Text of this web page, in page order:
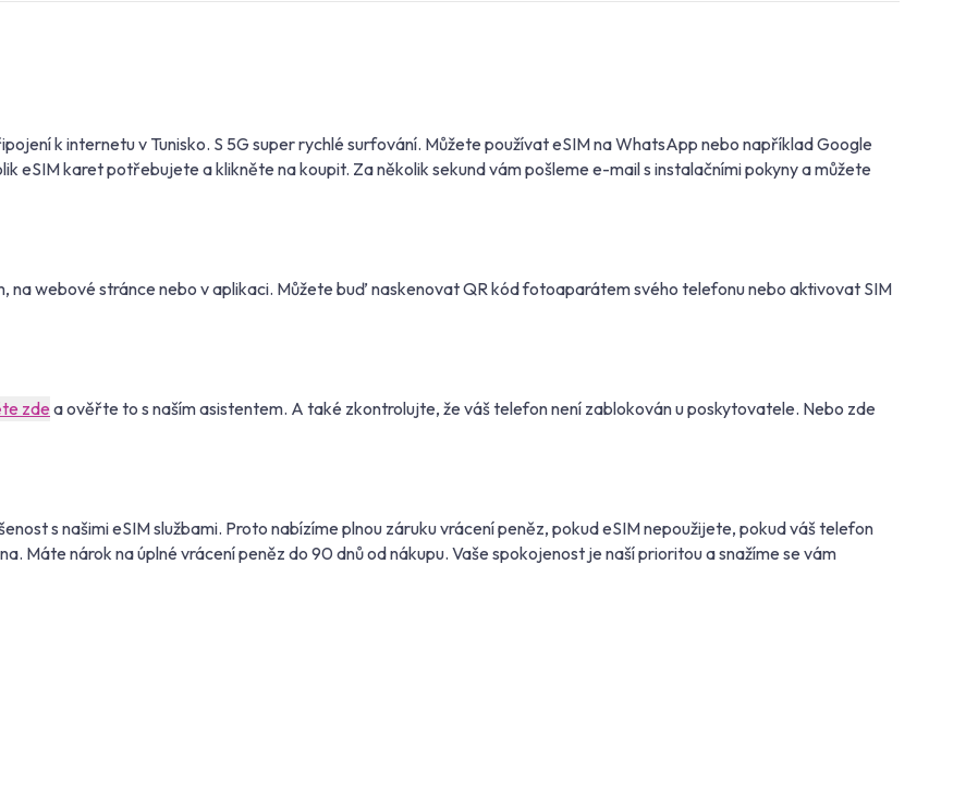
k internetu v Tunisko. S 5G super rychlé surfování. Můžete používat eSIM na WhatsApp nebo například Google
eSIM karet potřebujete a klikněte na koupit. Za několik sekund vám pošleme e-mail s instalačními pokyny a můžete
na webové stránce nebo v aplikaci. Můžete buď naskenovat QR kód fotoaparátem svého telefonu nebo aktivovat SIM
zde a ověřte to s naším asistentem. A také zkontrolujte, že váš telefon není zablokován u poskytovatele. Nebo zde
s našimi eSIM službami. Proto nabízíme plnou záruku vrácení peněz, pokud eSIM nepoužijete, pokud váš telefon
Máte nárok na úplné vrácení peněz do 90 dnů od nákupu. Vaše spokojenost je naší prioritou a snažíme se vám